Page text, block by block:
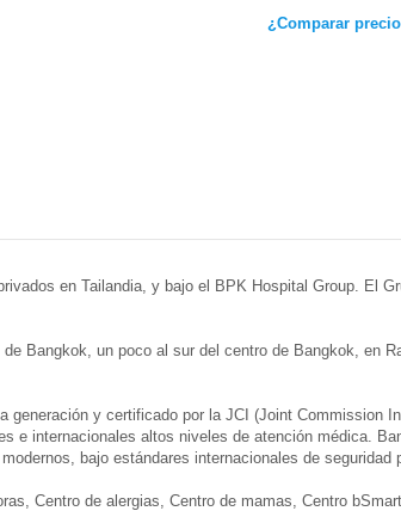
¿Comparar
en Tailandia, y bajo el BPK Hospital Group. El
Bangkok, un poco al sur del centro de Bangkok, en
y certificado por la JCI (Joint Commission
e internacionales altos niveles de atención médica.
bajo estándares internacionales de seguridad
Centro de alergias, Centro de mamas, Centro